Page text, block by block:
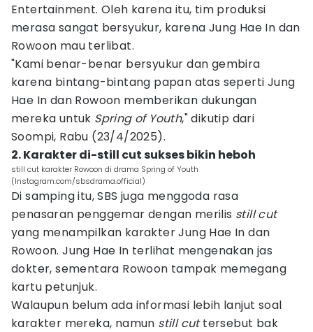
Entertainment. Oleh karena itu, tim produksi
merasa sangat bersyukur, karena Jung Hae In dan
Rowoon mau terlibat.
"Kami benar-benar bersyukur dan gembira
karena bintang-bintang papan atas seperti Jung
Hae In dan Rowoon memberikan dukungan
mereka untuk Spring of Youth," dikutip dari
Soompi, Rabu (23/4/2025).
2. Karakter di-still cut sukses bikin heboh
still cut karakter Rowoon di drama Spring of Youth
(Instagram.com/sbsdrama.official)
Di samping itu, SBS juga menggoda rasa
penasaran penggemar dengan merilis still cut
yang menampilkan karakter Jung Hae In dan
Rowoon. Jung Hae In terlihat mengenakan jas
dokter, sementara Rowoon tampak memegang
kartu petunjuk.
Walaupun belum ada informasi lebih lanjut soal
karakter mereka, namun still cuttersebut bak